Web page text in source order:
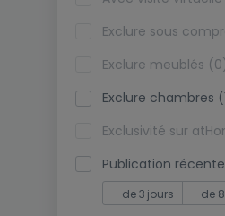
Exclure sous
Exclure meublés
Exclure chambres
Exclusivité sur
Publication récente
- de 3 jours - de